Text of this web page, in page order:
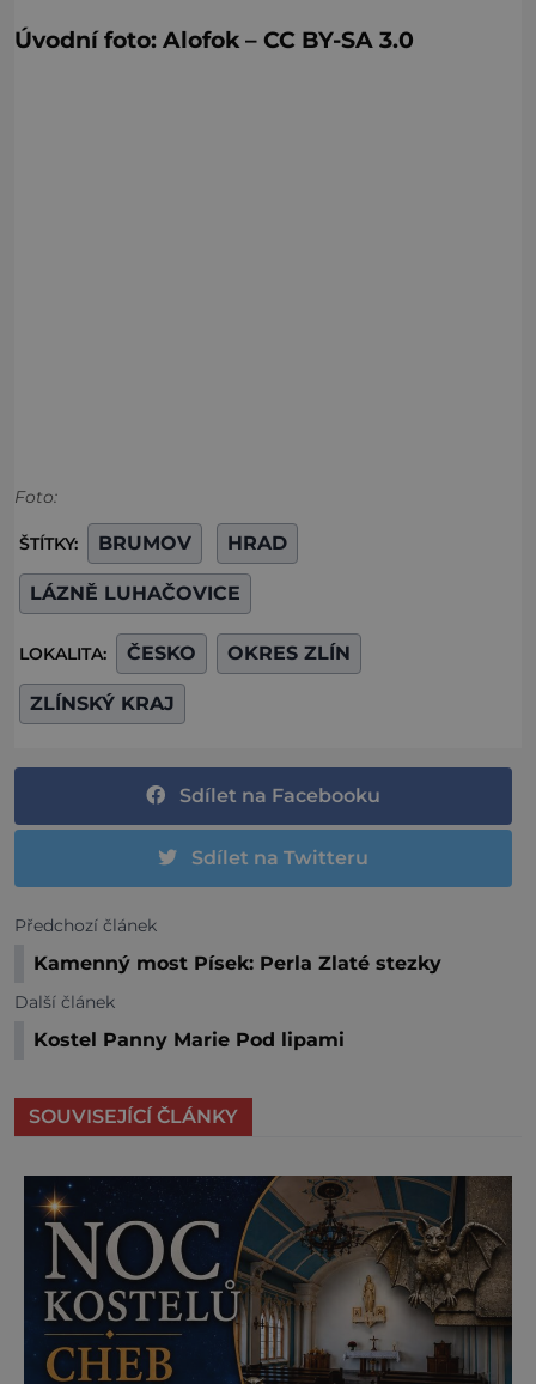
Úvodní foto: Alofok – CC BY-SA 3.0
Foto:
ŠTÍTKY: BRUMOV HRAD
LÁZNĚ LUHAČOVICE
LOKALITA: ČESKO OKRES ZLÍN
ZLÍNSKÝ KRAJ
Sdílet na Facebooku
Sdílet na Twitteru
Předchozí článek
Kamenný most Písek: Perla Zlaté stezky
Další článek
Kostel Panny Marie Pod lipami
SOUVISEJÍCÍ ČLÁNKY